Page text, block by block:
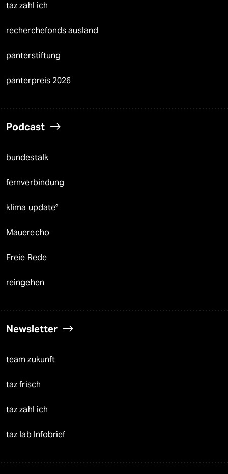
taz zahl ich
recherchefonds ausland
panterstiftung
panterpreis 2026
Podcast
bundestalk
fernverbindung
klima update°
Mauerecho
Freie Rede
reingehen
Newsletter
team zukunft
taz frisch
taz zahl ich
taz lab Infobrief